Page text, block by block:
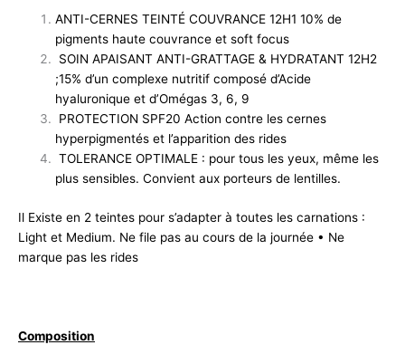
ANTI-CERNES TEINTÉ COUVRANCE 12H1 10% de
pigments haute couvrance et soft focus
SOIN APAISANT ANTI-GRATTAGE & HYDRATANT 12H2
;15% d’un complexe nutritif composé d’Acide
hyaluronique et d’Omégas 3, 6, 9
PROTECTION SPF20 Action contre les cernes
hyperpigmentés et l’apparition des rides
TOLERANCE OPTIMALE : pour tous les yeux, même les
plus sensibles. Convient aux porteurs de lentilles.
Il Existe en 2 teintes pour s’adapter à toutes les carnations :
Light et Medium. Ne file pas au cours de la journée • Ne
marque pas les rides
Composition